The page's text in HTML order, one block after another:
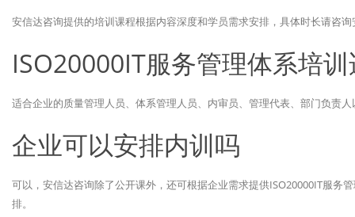
安信达咨询提供的培训课程根据内容深度和学员需求安排，具体时长请咨
ISO20000IT服务管理体系培
适合企业的质量管理人员、体系管理人员、内审员、管理代表、部门负责
企业可以安排内训吗
可以，安信达咨询除了公开课外，还可根据企业需求提供ISO20000IT服务
排。